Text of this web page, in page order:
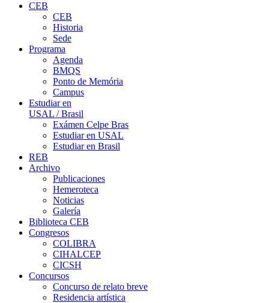
CEB
CEB
Historia
Sede
Programa
Agenda
BMQS
Ponto de Memória
Campus
Estudiar en
USAL / Brasil
Exámen Celpe Bras
Estudiar en USAL
Estudiar en Brasil
REB
Archivo
Publicaciones
Hemeroteca
Noticias
Galería
Biblioteca CEB
Congresos
COLIBRA
CIHALCEP
CICSH
Concursos
Concurso de relato breve
Residencia artística